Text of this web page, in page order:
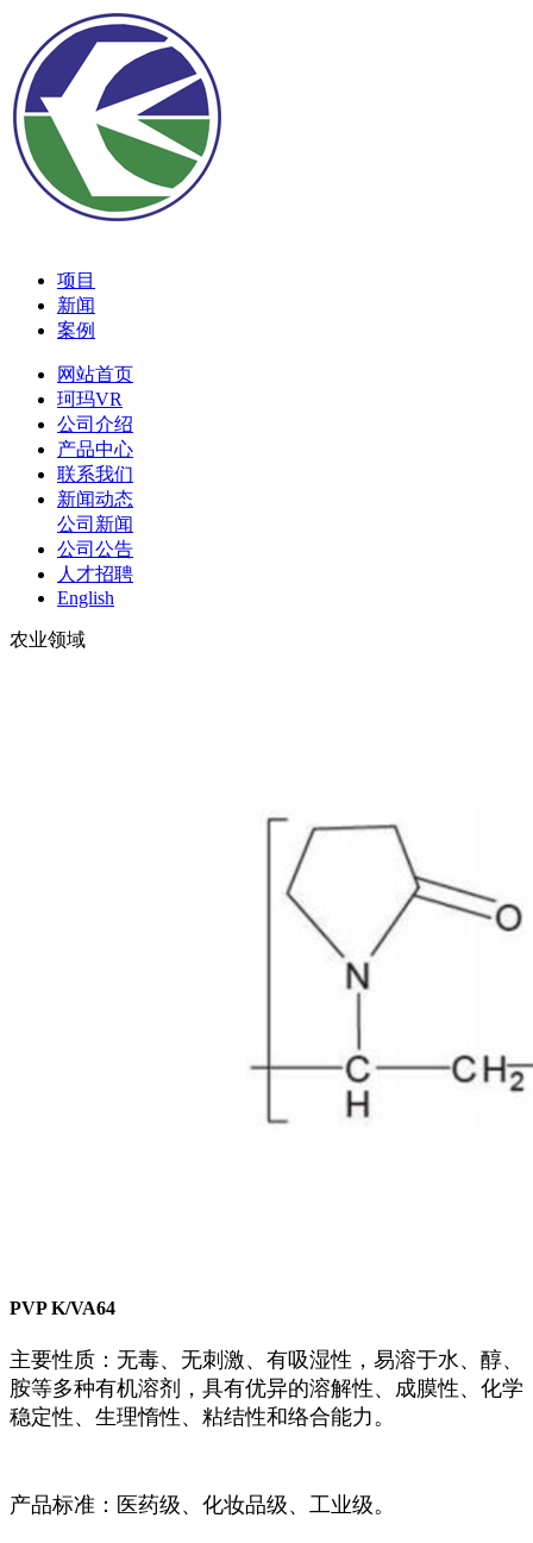
项目
新闻
案例
网站首页
珂玛VR
公司介绍
产品中心
联系我们
新闻动态
公司新闻
公司公告
人才招聘
English
农业领域
PVP K/VA64
主要性质：无毒、无刺激、有吸湿性，易溶于水、醇、
胺等多种有机溶剂，具有优异的溶解性、成膜性、化学
稳定性、生理惰性、粘结性和络合能力。
产品标准：医药级、化妆品级、工业级。